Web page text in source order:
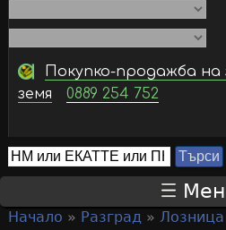
Покупко-продажба на
земя
0889 254 752
S
e
Т
ъ
с
Начало » Разград » Лозница